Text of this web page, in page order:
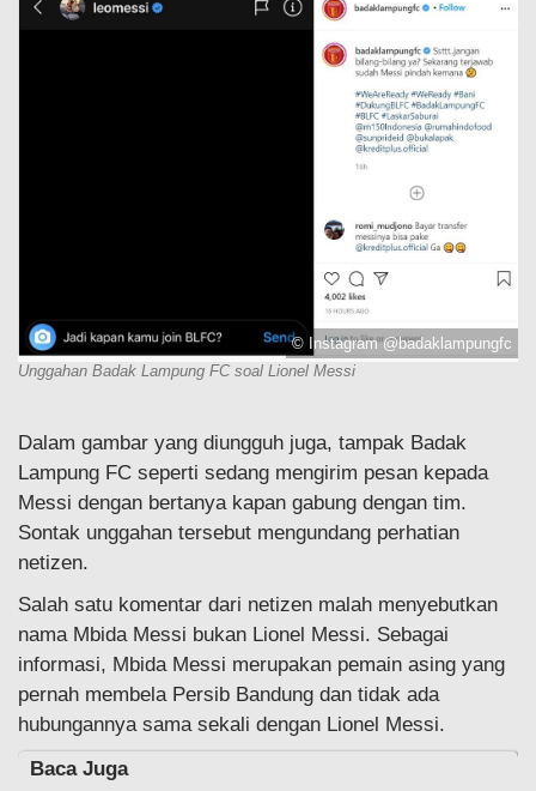
© Instagram @badaklampungfc
Unggahan Badak Lampung FC soal Lionel Messi
Dalam gambar yang diungguh juga, tampak Badak
Lampung FC seperti sedang mengirim pesan kepada
Messi dengan bertanya kapan gabung dengan tim.
Sontak unggahan tersebut mengundang perhatian
netizen.
Salah satu komentar dari netizen malah menyebutkan
nama Mbida Messi bukan Lionel Messi. Sebagai
informasi, Mbida Messi merupakan pemain asing yang
pernah membela Persib Bandung dan tidak ada
hubungannya sama sekali dengan Lionel Messi.
Baca Juga